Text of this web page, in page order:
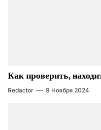
Как проверить,
Redactor 9 Ноября 2024